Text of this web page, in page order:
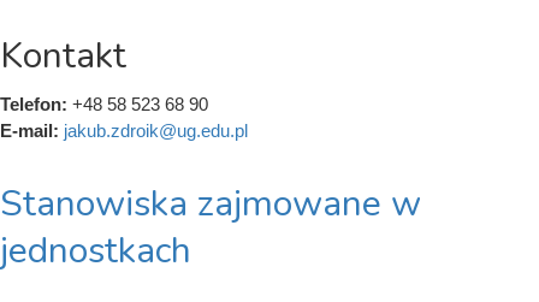
Kontakt
Telefon: +48 58 523 68 90
E-mail: jakub.zdroik@ug.edu.pl
Stanowiska zajmowane w
jednostkach